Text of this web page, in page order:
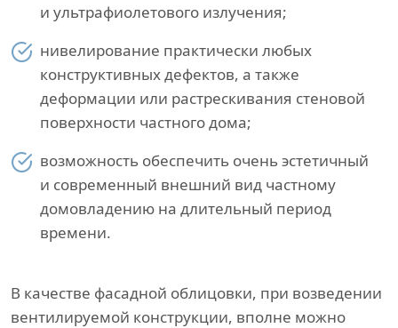
и ультрафиолетового излучения;
нивелирование практически любых
конструктивных дефектов, а также
деформации или растрескивания стеновой
поверхности частного дома;
возможность обеспечить очень эстетичный
и современный внешний вид частному
домовладению на длительный период
времени.
В качестве фасадной облицовки, при возведении
вентилируемой конструкции, вполне можно